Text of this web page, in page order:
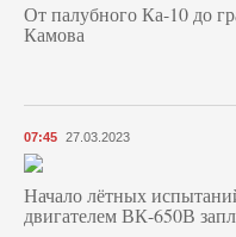
От палубного Ка-10 до
Камова
07:45 27.03.2023
Начало лётных
двигателем ВК-650В